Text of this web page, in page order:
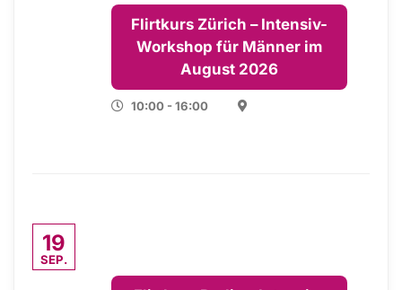
Flirtkurs Zürich – Intensiv-
Workshop für Männer im
August 2026
10:00 - 16:00
19
SEP.